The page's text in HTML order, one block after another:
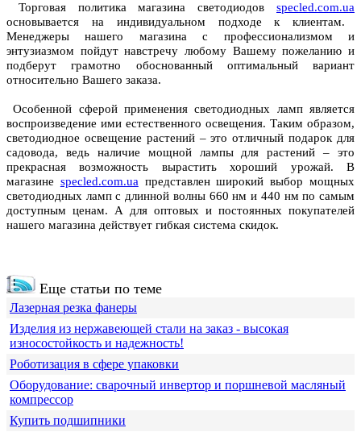
Торговая политика магазина светодиодов specled.com.ua
основывается на индивидуальном подходе к клиентам.
Менеджеры нашего магазина с профессионализмом и
энтузиазмом пойдут навстречу любому Вашему пожеланию и
подберут грамотно обоснованный оптимальный вариант
относительно Вашего заказа.
Особенной сферой применения светодиодных ламп является
воспроизведение ими естественного освещения. Таким образом,
светодиодное освещение растений – это отличный подарок для
садовода, ведь наличие мощной лампы для растений – это
прекрасная возможность вырастить хороший урожай. В
магазине specled.com.uaпредставлен широкий выбор мощных
светодиодных ламп с длинной волны 660 нм и 440 нм по самым
доступным ценам. А для оптовых и постоянных покупателей
нашего магазина действует гибкая система скидок.
Еще статьи по теме
Лазерная резка фанеры
Изделия из нержавеющей стали на заказ - высокая
износостойкость и надежность!
Роботизация в сфере упаковки
Оборудование: сварочный инвертор и поршневой масляный
компрессор
Купить подшипники